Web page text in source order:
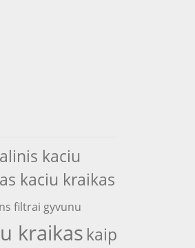
kaciu
kaciu kraikas
filtrai gyvunu
kraikas kaip